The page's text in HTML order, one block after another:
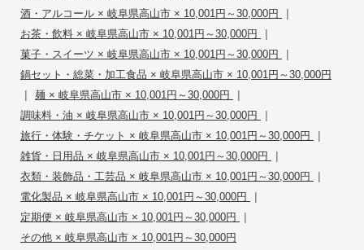
酒・アルコール × 岐阜県高山市 × 10,001円～30,000円 |
お茶・飲料 × 岐阜県高山市 × 10,001円～30,000円 |
菓子・スイーツ × 岐阜県高山市 × 10,001円～30,000円 |
鍋セット・総菜・加工食品 × 岐阜県高山市 × 10,001円～30,000円
| 麺 × 岐阜県高山市 × 10,001円～30,000円 |
調味料・油 × 岐阜県高山市 × 10,001円～30,000円 |
旅行・体験・チケット × 岐阜県高山市 × 10,001円～30,000円 |
雑貨・日用品 × 岐阜県高山市 × 10,001円～30,000円 |
衣類・装飾品・工芸品 × 岐阜県高山市 × 10,001円～30,000円 |
電化製品 × 岐阜県高山市 × 10,001円～30,000円 |
定期便 × 岐阜県高山市 × 10,001円～30,000円 |
その他 × 岐阜県高山市 × 10,001円～30,000円